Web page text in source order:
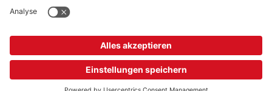
vergleichbare Institutionen.
* Alle Preise verstehen sich zzgl. gesetzlicher MwSt.